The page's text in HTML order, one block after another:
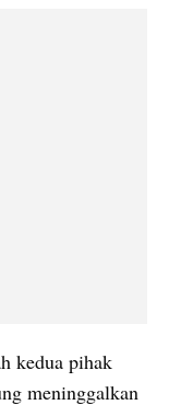
kedua pihak
meninggalkan